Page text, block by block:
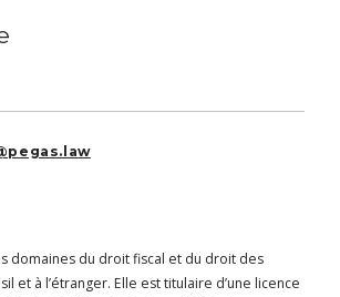
domaines du droit fiscal et du droit des
et à l’étranger. Elle est titulaire d’une licence